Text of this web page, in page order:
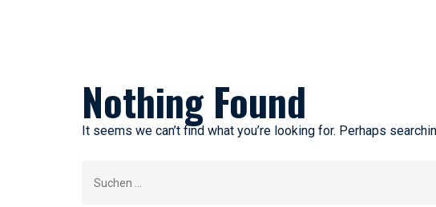
Nothing Found
It seems we can’t find what you’re looking for. Perhaps
nach: